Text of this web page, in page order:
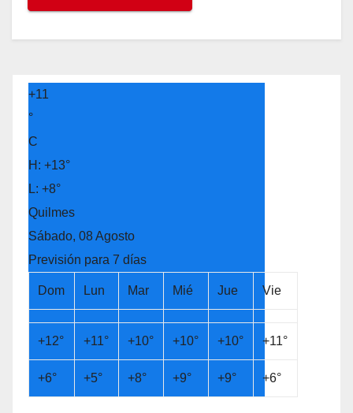
+11
°
C
H: +13°
L: +8°
Quilmes
Sábado, 08 Agosto
Previsión para 7 días
Dom Lun Mar Mié Jue Vie
+12° +11° +10° +10° +10° +11°
+6° +5° +8° +9° +9° +6°